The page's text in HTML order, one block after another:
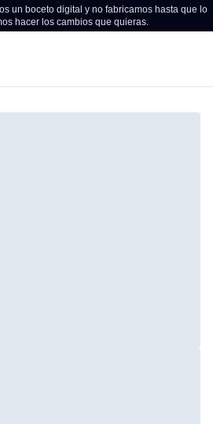
un boceto digital y no fabricamos hasta que lo
hacer los cambios que quieras.